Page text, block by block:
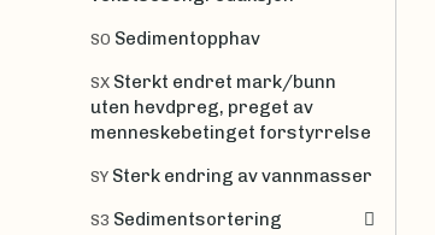
SO Sedimentopphav
SX Sterkt endret mark/bunn
uten hevdpreg, preget av
menneskebetinget forstyrrelse
SY Sterk endring av vannmasser
S3 Sedimentsortering